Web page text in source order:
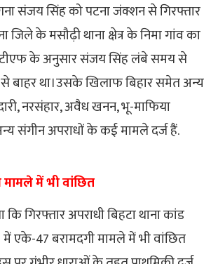
संजय सिंह को पटना जंक्शन से गिरफ्तार
जिले के मसौढ़ी थाना क्षेत्र के निमा गांव का
के अनुसार संजय सिंह लंबे समय से
बाहर था।उसके खिलाफ बिहार समेत अन्य
नरसंहार, अवैध खनन, भू-माफिया
संगीन अपराधों के कई मामले दर्ज हैं.
में भी वांछ‍ित
गिरफ्तार अपराधी बिहटा थाना कांड
एके-47 बरामदगी मामले में भी वांछित